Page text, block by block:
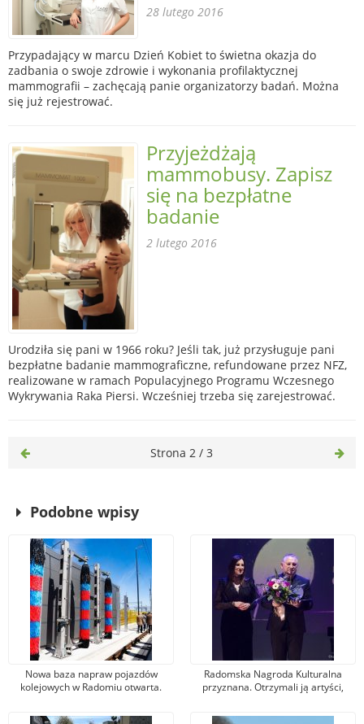
28 lutego 2016
Przypadający w marcu Dzień Kobiet to świetna okazja do
zadbania o swoje zdrowie i wykonania profilaktycznej
mammografii – zachęcają panie organizatorzy badań. Można
się już rejestrować.
Przyjeżdżają
mammobusy. Zapisz
się na bezpłatne
badanie
2 lutego 2016
Urodziła się pani w 1966 roku? Jeśli tak, już przysługuje pani
bezpłatne badanie mammograficzne, refundowane przez NFZ,
realizowane w ramach Populacyjnego Programu Wczesnego
Wykrywania Raka Piersi. Wcześniej trzeba się zarejestrować.
Strona 2 / 3
Podobne wpisy
Nowa baza napraw pojazdów
kolejowych w Radomiu otwarta.
osób
Radomska Nagroda Kulturalna
przyznana. Otrzymali ją artyści,
organizatorzy wydarzeń